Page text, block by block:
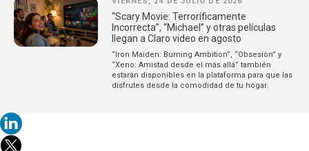
“Scary Movie: Terroríficamente
Incorrecta”, “Michael” y otras películas
llegan a Claro video en agosto
“Iron Maiden: Burning Ambition”, “Obsesión” y
“Xeno: Amistad desde el más allá” también
estarán disponibles en la plataforma para que las
disfrutes desde la comodidad de tu hogar.